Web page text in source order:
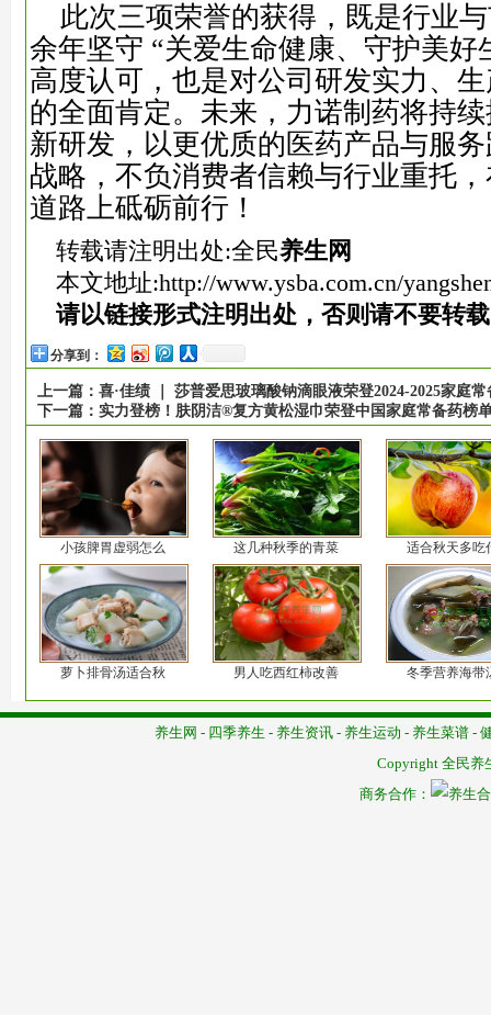
此次三项荣誉的获得，既是行业
余年坚守 “关爱生命健康、守护美好
高度认可，也是对公司研发实力、
的全面肯定。未来，力诺制药将持
新研发，以更优质的医药产品与服
战略，不负消费者信赖与行业重托
道路上砥砺前行！
转载请注明出处:全民养生网
本文地址:http://www.ysba.com.cn/
请以链接形式注明出处，否则请不要转
分享到：
上一篇： 喜·佳绩 ｜ 莎普爱思玻璃酸钠滴眼液荣登2024-2025家庭
下一篇： 实力登榜！肤阴洁®复方黄松湿巾荣登中国家庭常备药榜
小孩脾胃虚弱怎么 这几种秋季的青菜 适合秋天多吃
萝卜排骨汤适合秋 男人吃西红柿改善 冬季营养海带
养生网 - 四季养生 - 养生资讯 - 养生运动 - 养生菜谱 -
Copyright 全民养
商务合作：